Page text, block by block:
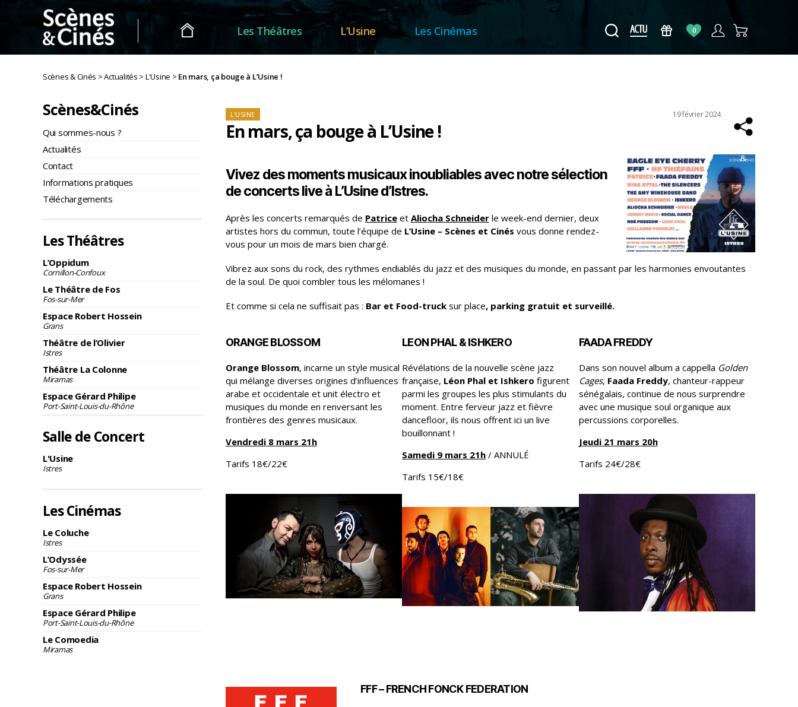
Scènes
Cinés
Les Théâtres L’Usine Les Cinémas 0
Scènes & Cinés >Actualités > L'Usine > En mars, ça bouge à L’Usine !
Scènes&Cinés
Qui sommes-nous ?
Actualités
Contact
Informations pratiques
Téléchargements
Les Théâtres
L’Oppidum
Cornillon-Confoux
Le Théâtre de Fos
Fos-sur-Mer
Espace Robert Hossein
Grans
Théâtre de l’Olivier
Istres
Théâtre La Colonne
Miramas
Espace Gérard Philipe
Port-Saint-Louis-du-Rhône
Salle de Concert
L'Usine
Istres
Les Cinémas
Le Coluche
Istres
L’Odyssée
Fos-sur-Mer
Espace Robert Hossein
Grans
Espace Gérard Philipe
Port-Saint-Louis-du-Rhône
Le Comoedia
Miramas
Catégories
L'USINE
En mars, ça bouge à L’Usine !
Date19 février 2024
Vivez des moments musicaux inoubliables avec notre sélection
de concerts live à L’Usine d’Istres.
Après les concerts remarqués de Patriceet Aliocha Schneiderle week-end dernier, deux
artistes hors du commun, toute l’équipe de L’Usine – Scènes et Cinés vous donne rendez-
vous pour un mois de mars bien chargé.
Vibrez aux sons du rock, des rythmes endiablés du jazz et des musiques du monde, en passant par les harmonies envoutantes
de la soul. De quoi combler tous les mélomanes !
Et comme si cela ne suffisait pas : Bar et Food-truck sur place, parking gratuit et surveillé.
ORANGE BLOSSOM
Orange Blossom, incarne un style musical
qui mélange diverses origines d’influences
arabe et occidentale et unit électro et
musiques du monde en renversant les
frontières des genres musicaux.
Vendredi 8 mars 21h
Tarifs 18€/22€
LEON PHAL & ISHKERO
Révélations de la nouvelle scène jazz
française, Léon Phal et Ishkerofigurent
parmi les groupes les plus stimulants du
moment. Entre ferveur jazz et fièvre
dancefloor, ils nous offrent ici un live
bouillonnant !
Samedi 9 mars 21h / ANNULÉ
Tarifs 15€/18€
FAADA FREDDY
Dans son nouvel album a cappella Golden
Cages, Faada Freddy, chanteur-rappeur
sénégalais, continue de nous surprendre
avec une musique soul organique aux
percussions corporelles.
Jeudi 21 mars 20h
Tarifs 24€/28€
FFF – FRENCH FONCK FEDERATION